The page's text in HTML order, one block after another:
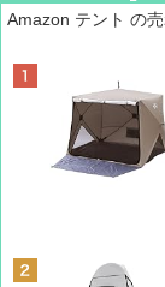
Amazon テント の